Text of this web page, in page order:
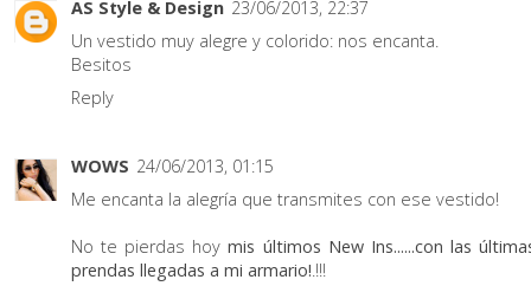
AS Style & Design 23/06/2013, 22:37
Un vestido muy alegre y colorido: nos encanta.
Besitos
Reply
WOWS 24/06/2013, 01:15
Me encanta la alegría que transmites con ese vestido!
No te pierdas hoymis últimos New Ins......con las
prendas llegadas a mi armario!.!!!